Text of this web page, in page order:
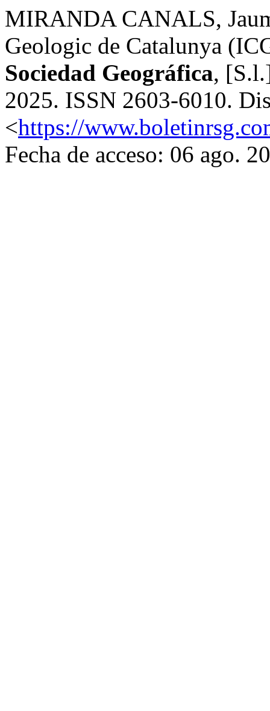
MIRANDA CANALS,
Geologic de Catalunya
Sociedad Geográfica,
2025. ISSN 2603-6010.
<https://
Fecha de acceso: 06 ago.